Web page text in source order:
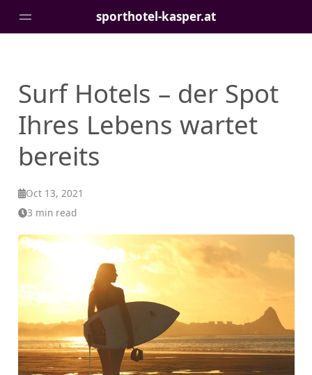
sporthotel-kasper.at
Surf Hotels – der Spot
Ihres Lebens wartet
bereits
Oct 13, 2021
3 min read